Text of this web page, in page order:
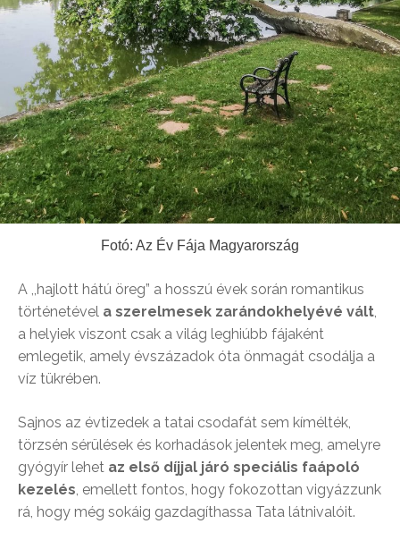
Fotó: Az Év Fája Magyarország
A ,,hajlott hátú öreg” a hosszú évek során romantikus
történetével a szerelmesek zarándokhelyévé vált,
a helyiek viszont csak a világ leghiúbb fájaként
emlegetik, amely évszázadok óta önmagát csodálja a
víz tükrében.
Sajnos az évtizedek a tatai csodafát sem kímélték,
törzsén sérülések és korhadások jelentek meg, amelyre
gyógyír lehet az első díjjal járó speciális faápoló
kezelés, emellett fontos, hogy fokozottan vigyázzunk
rá, hogy még sokáig gazdagíthassa Tata látnivalóit.